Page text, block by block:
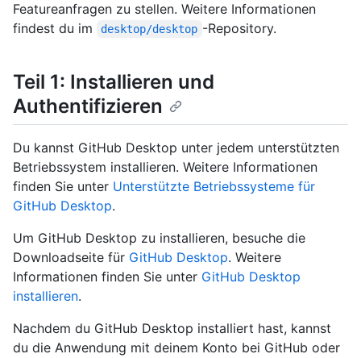
Featureanfragen zu stellen. Weitere Informationen
findest du im
desktop/desktop -Repository.
Teil 1: Installieren und
Authentifizieren
Du kannst GitHub Desktop unter jedem unterstützten
Betriebssystem installieren. Weitere Informationen
finden Sie unter Unterstützte Betriebssysteme für
GitHub Desktop.
Um GitHub Desktop zu installieren, besuche die
Downloadseite für GitHub Desktop. Weitere
Informationen finden Sie unter GitHub Desktop
installieren.
Nachdem du GitHub Desktop installiert hast, kannst
du die Anwendung mit deinem Konto bei GitHub oder